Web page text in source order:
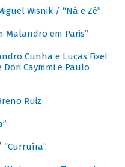
Wisnik / “Ná e Zé”
Malandro em Paris”
Cunha e Lucas Fixel
Dori Caymmi e Paulo
Ruiz